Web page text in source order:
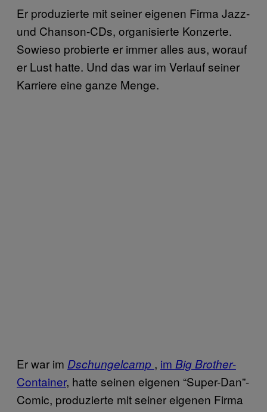
Er produzierte mit seiner eigenen Firma Jazz-
und Chanson-CDs, organisierte Konzerte.
Sowieso probierte er immer alles aus, worauf
er Lust hatte. Und das war im Verlauf seiner
Karriere eine ganze Menge.
Er war im Dschungelcamp , im Big Brother-
Container, hatte seinen eigenen “Super-Dan”-
Comic, produzierte mit seiner eigenen Firma